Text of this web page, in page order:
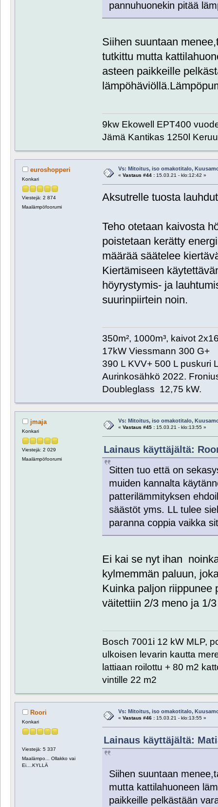
pannuhuonekin pitää
Siihen suuntaan
tutkittu mutta
asteen paikkeille
9kw Ekowell EPT400
Jämä Kantikas 1250l
euroshopperi
Konkari
Viestejä: 2 874
Maalämpöfoorumi
Vs: Mitoitus, iso omakotitalo,
« Vastaus #44 :15.03.21 - klo:12:42 »
Aksutrelle tuosta
Teho otetaan kaivosta
poistetaan kerätty
määrää säätelee
Kiertämiseen
höyrystymis- ja
suurinpiirtein noin.
350m², 1000m³, kaivot
17kW Viessmann 300 G+
390 L KVV+ 500 L puskuri
Aurinkosähkö 2022.
Doubleglass 12,75 kW.
jmaja
Konkari
Viestejä: 2 029
Maalämpöfoorumi
Vs: Mitoitus, iso omakotitalo,
« Vastaus #45 :15.03.21 - klo:13:55 »
Lainaus käyttäjältä:
Sitten tuo että on
muiden kannalta
patterilämmityksen
säästöt yms. LL tulee
paranna coppia vaikka
Ei kai se nyt ihan
kylmemmän paluun,
Kuinka paljon riippunee
väitettiin 2/3 meno ja 1/
Bosch 7001i 12 kW MLP,
ulkoisen levarin kautta
lattiaan roilottu + 80 m2
vintille 22 m2
Roori
Konkari
Viestejä: 5 337
Maalämpo... Ollakko vai
Ei....KYLLÄ
Vs: Mitoitus, iso omakotitalo,
« Vastaus #46 :15.03.21 - klo:13:55 »
Lainaus käyttäjältä:
Siihen suuntaan
mutta kattilahuoneen
paikkeille pelkästään